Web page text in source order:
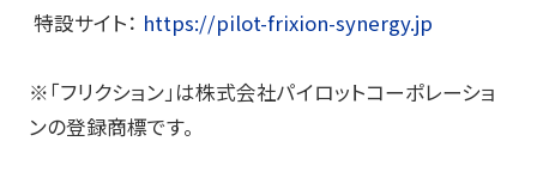
特設サイト： https://pilot-frixion-synergy.jp
※「フリクション」は株式会社パイロットコーポレーショ
ンの登録商標です。